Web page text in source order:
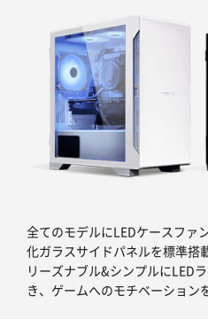
全てのモデルにLEDケースファ
化ガラスサイドパネルを標準搭載
リーズナブル&シンプルにLED
き、ゲームへのモチベーション